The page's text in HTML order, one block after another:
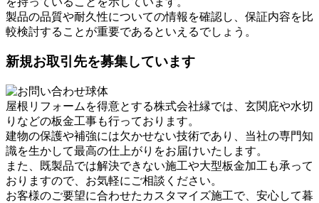
製品の品質や耐久性についての情報を確認し、保証内容を比
較検討することが重要であるといえるでしょう。
新規お取引先を募集しています
屋根リフォームを得意とする株式会社縁では、玄関庇や水切
りなどの板金工事も行っております。
建物の保護や補強には欠かせない技術であり、当社の専門知
識を生かして最高の仕上がりをお届けいたします。
また、既製品では解決できない施工や大型板金加工も承って
おりますので、お気軽にご相談ください。
お客様のご要望に合わせたカスタマイズ施工で、安心して暮